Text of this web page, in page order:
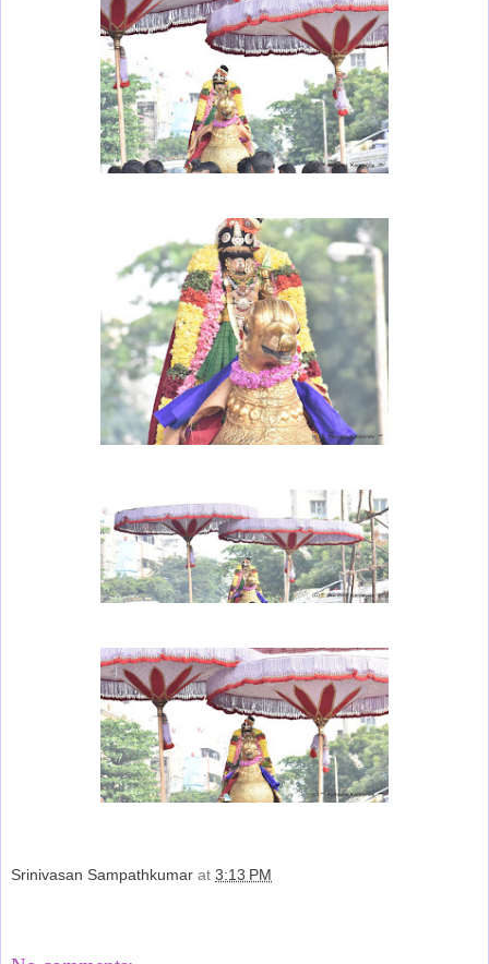
Srinivasan Sampathkumar at 3:13 PM